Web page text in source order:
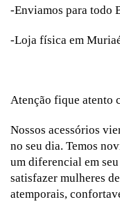
-Enviamos para todo
-Loja física em
Atenção fique atento
Nossos acessórios
no seu dia. Temos
um diferencial em
satisfazer mulheres
atemporais,